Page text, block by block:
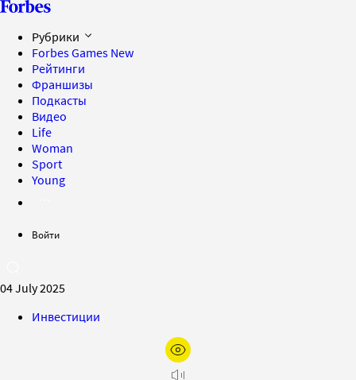
Рубрики
Forbes Games New
Рейтинги
Франшизы
Подкасты
Видео
Life
Woman
Sport
Young
Войти
04 July 2025
Инвестиции